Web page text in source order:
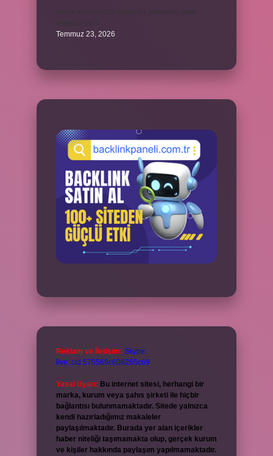
Temmuz 23, 2026
Reklam ve İletişim: Skype:
live:.cid.575569c608265c69
Yasal Uyarı: Bu internet sitesi, herhangi bir
marka, kurum veya şahıs şirketi ile hiçbir
bağlantısı bulunmamaktadır. Sitede yalnızca
kendi hazırladığımız makaleler
paylaşılmaktadır. Burada yer alan içerikler
haber niteliği taşımamakta olup, gerçek kurum
ve kişiler hakkında paylaşım yapılmamaktadır.